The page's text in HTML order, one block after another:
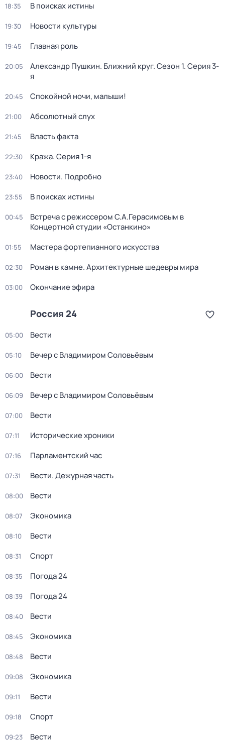
18:35 В поисках истины
19:30 Новости культуры
19:45 Главная роль
20:05 Александр Пушкин. Ближний круг. Сезон 1. Серия 3-
я
20:45 Спокойной ночи, малыши!
21:00 Абсолютный слух
21:45 Власть факта
22:30 Кража. Серия 1-я
23:40 Новости. Подробно
23:55 В поисках истины
00:45
Встреча с режиссером С.А.Герасимовым в
Концертной студии «Останкино»
01:55 Мастера фортепианного искусства
02:30 Роман в камне. Архитектурные шедевры мира
03:00 Окончание эфира
Россия 24
05:00 Вести
05:10 Вечер с Владимиром Соловьёвым
06:00 Вести
06:09 Вечер с Владимиром Соловьёвым
07:00 Вести
07:11 Исторические хроники
07:16 Парламентский час
07:31 Вести. Дежурная часть
08:00 Вести
08:07 Экономика
08:10 Вести
08:31 Спорт
08:35 Погода 24
08:39 Погода 24
08:40 Вести
08:45 Экономика
08:48 Вести
09:08 Экономика
09:11 Вести
09:18 Спорт
09:23 Вести